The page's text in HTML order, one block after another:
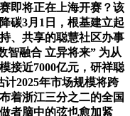
即将正在上海开赛？该
碳3月1日，根基建立起
、共享的聪慧社区办事
智融合 立异将来” 为从
接近7000亿元，研祥聪
2025年市场规模将跨
着浙江三分之二的全国
者脑中的弦也愈加紧